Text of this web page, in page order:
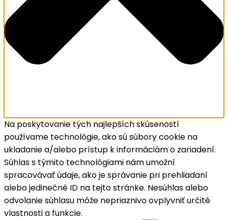
Na poskytovanie tých najlepších skúseností
používame technológie, ako sú súbory cookie na
ukladanie a/alebo prístup k informáciám o zariadení.
Súhlas s týmito technológiami nám umožní
spracovávať údaje, ako je správanie pri prehliadaní
alebo jedinečné ID na tejto stránke. Nesúhlas alebo
odvolanie súhlasu môže nepriaznivo ovplyvniť určité
vlastnosti a funkcie.